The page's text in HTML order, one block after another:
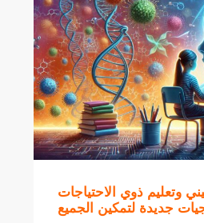
وتعليم ذوي الاحتياجات
جديدة لتمكين الجميع